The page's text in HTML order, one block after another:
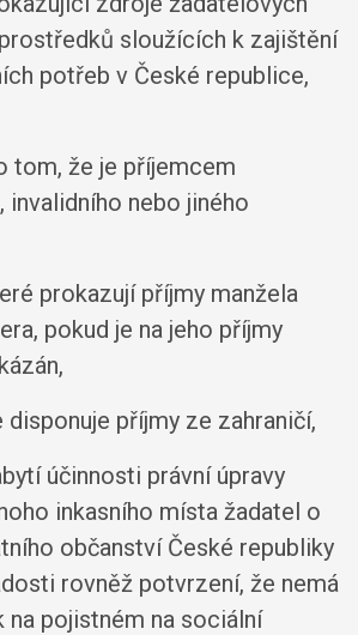
sloužících k zajištění
potřeb v České republice,
tom, že je příjemcem
invalidního nebo jiného
prokazují příjmy manžela
pokud je na jeho příjmy
disponuje příjmy ze zahraničí,
účinnosti právní úpravy
inkasního místa žadatel o
občanství České republiky
rovněž potvrzení, že nemá
na pojistném na sociální